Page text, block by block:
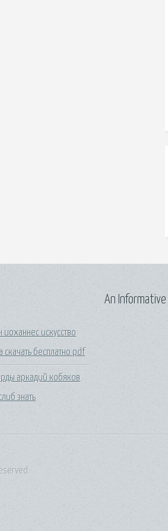
иоханнес искусство
скачать бесплатно pdf
аркадий кобяков
знать
An